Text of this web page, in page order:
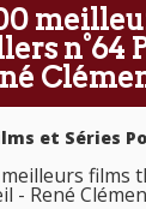
n°64
et Séries
films
- René